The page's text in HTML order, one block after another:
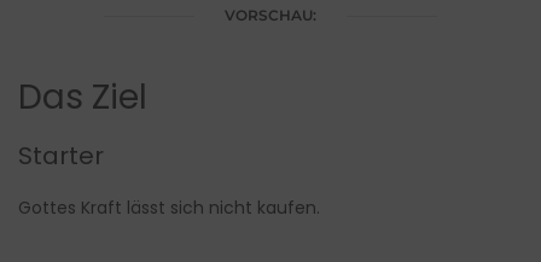
VORSCHAU:
Das Ziel
Starter
Gottes Kraft lässt sich nicht kaufen.